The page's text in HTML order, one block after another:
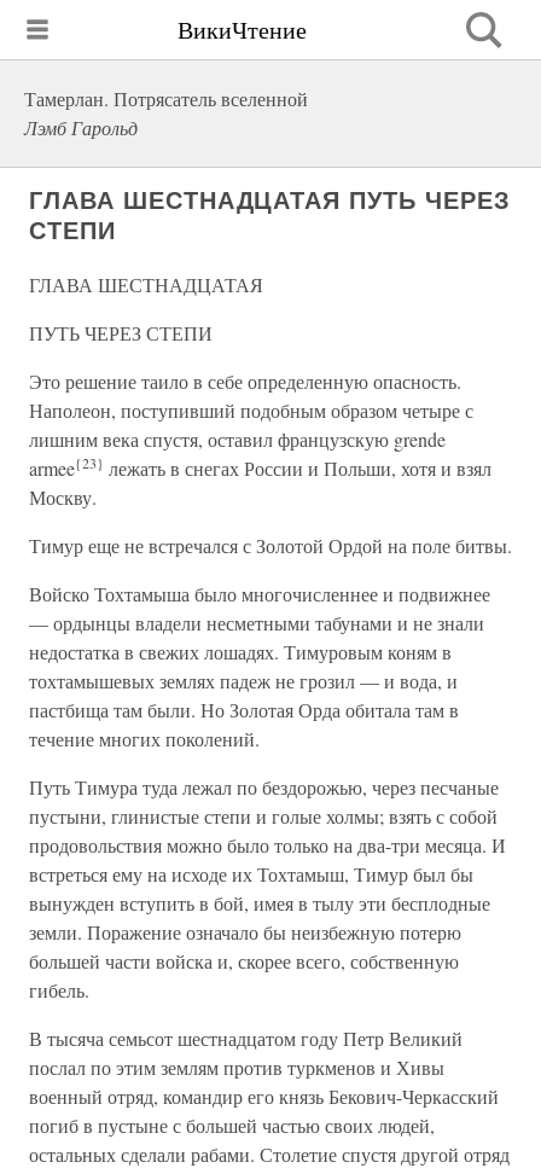
ВикиЧтение
Тамерлан. Потрясатель вселенной
Лэмб Гарольд
ГЛАВА ШЕСТНАДЦАТАЯ ПУТЬ ЧЕРЕЗ
СТЕПИ
ГЛАВА ШЕСТНАДЦАТАЯ
ПУТЬ ЧЕРЕЗ СТЕПИ
Это решение таило в себе определенную опасность.
Наполеон, поступивший подобным образом четыре с
лишним века спустя, оставил французскую grende
armee{23} лежать в снегах России и Польши, хотя и взял
Москву.
Тимур еще не встречался с Золотой Ордой на поле битвы.
Войско Тохтамыша было многочисленнее и подвижнее
— ордынцы владели несметными табунами и не знали
недостатка в свежих лошадях. Тимуровым коням в
тохтамышевых землях падеж не грозил — и вода, и
пастбища там были. Но Золотая Орда обитала там в
течение многих поколений.
Путь Тимура туда лежал по бездорожью, через песчаные
пустыни, глинистые степи и голые холмы; взять с собой
продовольствия можно было только на два-три месяца. И
встреться ему на исходе их Тохтамыш, Тимур был бы
вынужден вступить в бой, имея в тылу эти бесплодные
земли. Поражение означало бы неизбежную потерю
большей части войска и, скорее всего, собственную
гибель.
В тысяча семьсот шестнадцатом году Петр Великий
послал по этим землям против туркменов и Хивы
военный отряд, командир его князь Бекович-Черкасский
погиб в пустыне с большей частью своих людей,
остальных сделали рабами. Столетие спустя другой отряд